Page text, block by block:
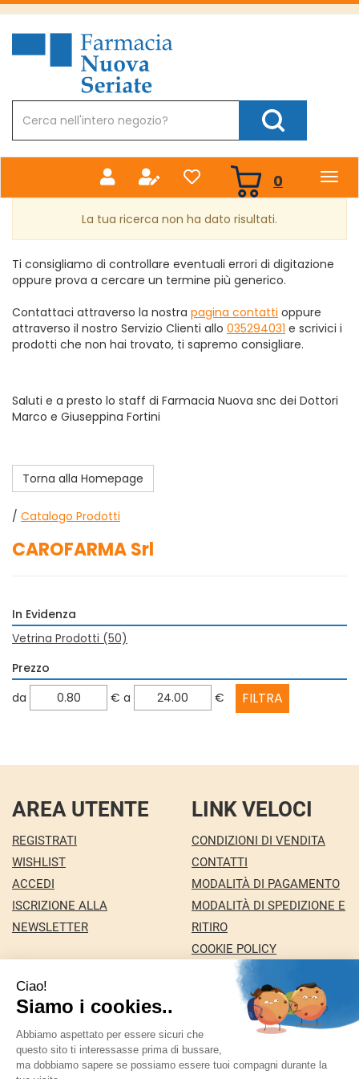
Passa
principale
Farmacia
Nuova
Prodotto
Cerca Prodotto
0 prodotti
inseriti
La tua ricerca non ha dato risultati.
Ti consigliamo di controllare eventuali errori di digitazione
oppure prova a cercare un termine più generico.
Contattaci attraverso la nostra pagina contatti oppure
attraverso il nostro Servizio Clienti allo 035294031 e scrivici i
prodotti che non hai trovato, ti sapremo consigliare.
Saluti e a presto lo staff di Farmacia Nuova snc dei Dottori
Marco e Giuseppina Fortini
Torna alla Homepage
/ Catalogo Prodotti
CAROFARMA Srl
In Evidenza
Vetrina Prodotti (50)
Prezzo
filtra
da € filtra
a €
AREA UTENTE
REGISTRATI
WISHLIST
ACCEDI
ISCRIZIONE ALLA
NEWSLETTER
LINK VELOCI
CONDIZIONI DI VENDITA
CONTATTI
MODALITÀ DI PAGAMENTO
MODALITÀ DI SPEDIZIONE E
RITIRO
COOKIE POLICY
INFORMATIVA PRIVACY
Farmacia Nuova snc dei Dottori Marco e
Giuseppina Fortini - Via Italia 72 24068 Seriate (BG)
marforti@tin.it|Tel.: 035294031| P.Iva: 03258590169 |